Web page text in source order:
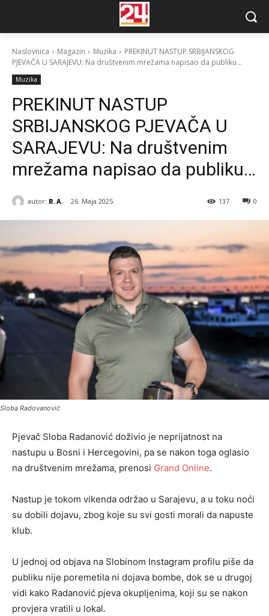
Naslovnica Magazin Muzika
PREKINUT NASTUP SRBIJANSKOG
PJEVAČA U SARAJEVU: Na društvenim mrežama napisao da publiku...
Muzika
PREKINUT NASTUP
SRBIJANSKOG PJEVAČA U
SARAJEVU: Na društvenim
mrežama napisao da publiku…
autor: B. A. 26. Maja 2025. 0
137
Sloba Radovanović
Pjevač Sloba Radanović doživio je neprijatnost na
nastupu u Bosni i Hercegovini, pa se nakon toga oglasio
na društvenim mrežama, prenosi Grand Online.
Nastup je tokom vikenda održao u Sarajevu, a u toku noći
su dobili dojavu, zbog koje su svi gosti morali da napuste
klub.
U jednoj od objava na Slobinom Instagram profilu piše da
publiku nije poremetila ni dojava bombe, dok se u drugoj
vidi kako Radanović pjeva okupljenima, koji su se nakon
provjera vratili u lokal.